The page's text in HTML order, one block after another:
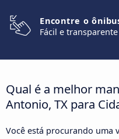
Encontre o
Fácil e transparente
Qual é a melhor
Antonio, TX para
Você está procurando uma